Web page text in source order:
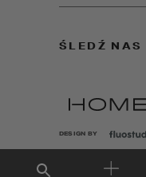
ŚLEDŹ NAS
DESIGN BY